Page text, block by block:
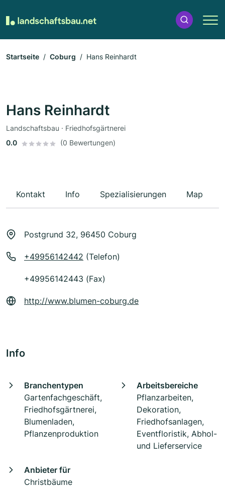
Startseite Coburg Hans Reinhardt
Hans Reinhardt
Landschaftsbau · Friedhofsgärtnerei
0.0
(0 Bewertungen)
Kontakt Info Spezialisierungen Map
Postgrund 32, 96450 Coburg
+49956142442 (Telefon)
+49956142443 (Fax)
http://www.blumen-coburg.de
Info
Branchentypen
Gartenfachgeschäft,
Friedhofsgärtnerei,
Blumenladen,
Pflanzenproduktion
Arbeitsbereiche
Pflanzarbeiten,
Dekoration,
Friedhofsanlagen,
Eventfloristik, Abhol-
und Lieferservice
Anbieter für
Christbäume